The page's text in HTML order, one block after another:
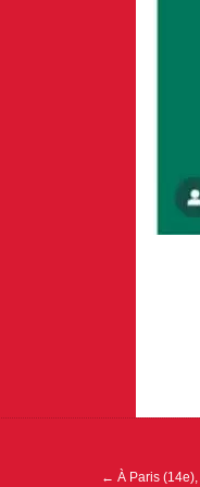
Navigation
l’article
← À Paris